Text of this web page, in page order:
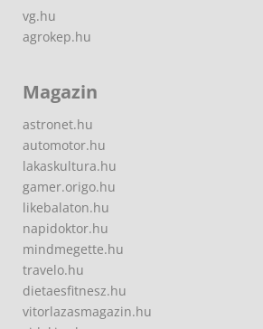
vg.hu
agrokep.hu
Magazin
astronet.hu
automotor.hu
lakaskultura.hu
gamer.origo.hu
likebalaton.hu
napidoktor.hu
mindmegette.hu
travelo.hu
dietaesfitnesz.hu
vitorlazasmagazin.hu